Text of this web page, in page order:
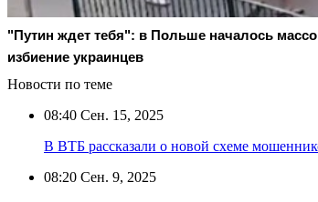
"Путин ждет тебя": в Польше началось
избиение украинцев
Новости по теме
08:40 Сен. 15, 2025
В ВТБ рассказали о новой схеме
08:20 Сен. 9, 2025